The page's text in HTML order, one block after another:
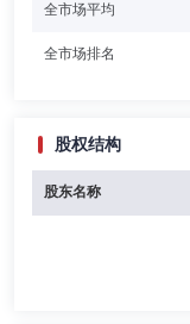
全市场平均
全市场排名
股权结构
股东名称